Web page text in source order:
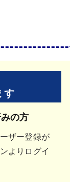
す
の方
ザー登録が
よりログイ